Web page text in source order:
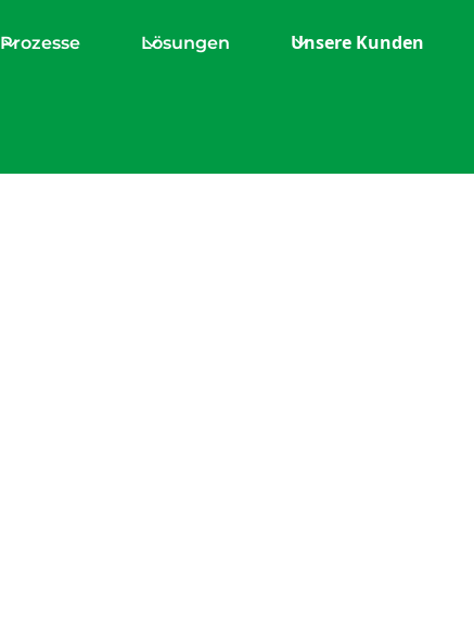
Prozesse Lösungen Unsere Kunden